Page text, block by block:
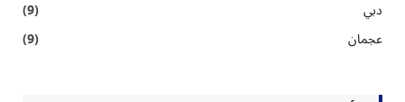
دبي
(9)
عجمان
(9)